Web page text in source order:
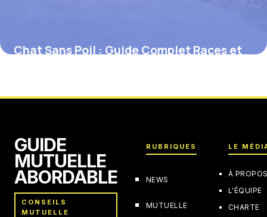
Chat Sans Poil : Guide Complet Races et
GUIDE
MUTUELLE
ABORDABLE
CONSEILS
MUTUELLE
RUBRIQUES
NEWS
MUTUELLE
LE
À
L'ÉQUIPE
CHARTE